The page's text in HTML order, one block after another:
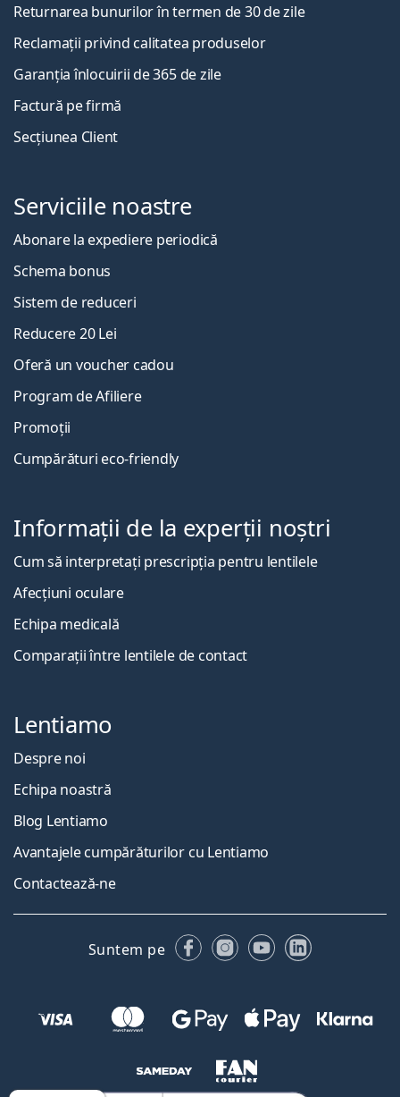
Returnarea bunurilor în termen de 30 de zile
Reclamații privind calitatea produselor
Garanția înlocuirii de 365 de zile
Factură pe firmă
Secțiunea Client
Serviciile noastre
Abonare la expediere periodică
Schema bonus
Sistem de reduceri
Reducere 20 Lei
Oferă un voucher cadou
Program de Afiliere
Promoții
Cumpărături eco-friendly
Informații de la experții noștri
Cum să interpretați prescripția pentru lentilele
Afecțiuni oculare
Echipa medicală
Comparații între lentilele de contact
Lentiamo
Despre noi
Echipa noastră
Blog Lentiamo
Avantajele cumpărăturilor cu Lentiamo
Contactează-ne
Suntem pe FacebookInstagram
YouTubeLinkedIn